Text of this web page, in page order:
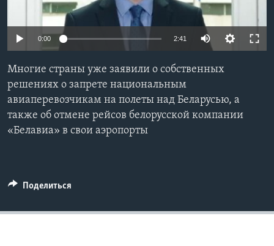
СОЦИАЛЬНЫЕ СЕТИ
Языки
0:00 2:41
Многие страны уже заявили о собственных
решениях о запрете национальным
авиаперевозчикам на полеты над Беларусью, а
также об отмене рейсов белорусской компании
«Белавиа» в свои аэропорты
Поделиться